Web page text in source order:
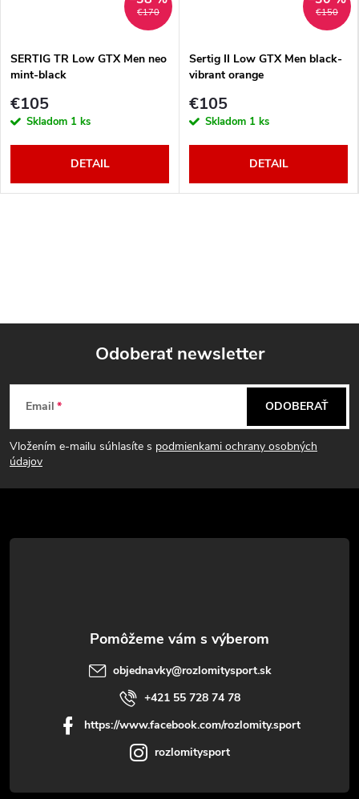
€170
SERTIG TR Low GTX Men neo
mint-black
€105
Skladom 1 ks
DETAIL
€150
Sertig II Low GTX Men black-
vibrant orange
€105
Skladom 1 ks
DETAIL
Z
á
p
t
Odoberať newsletter
Email
Vložením e-mailu súhlasíte s podmienkami ochrany osobných
údajov
ODOBERAŤ
objednavky@rozlomitysport.sk
+421 55 728 74 78
https://www.facebook.com/rozlomity.sport
rozlomitysport